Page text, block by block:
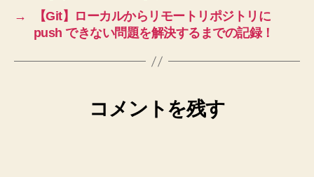
→
【Git】ローカルからリモートリポジトリに
push できない問題を解決するまでの記録！
コメントを残す